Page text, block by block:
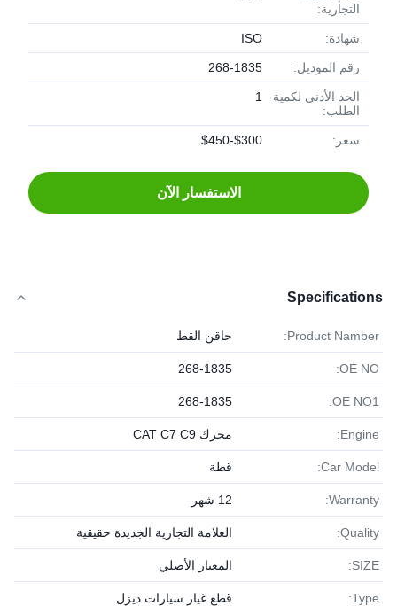
التجارية:
شهادة: ISO
رقم الموديل: 268-1835
الحد الأدنى لكمية
الطلب:
1
سعر: $300-$450
الاستفسار الآن
Specifications
Product Namber: حاقن القط
OE NO:
268-1835
OE NO1:
268-1835
Engine: محرك CAT C7 C9
Car Model: قطة
Warranty: 12 شهر
Quality: العلامة التجارية الجديدة حقيقية
SIZE: المعيار الأصلي
Type: قطع غيار سيارات ديزل